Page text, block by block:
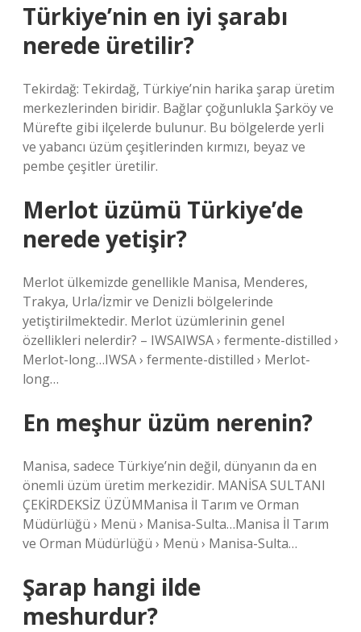
Türkiye’nin en iyi şarabı
nerede üretilir?
Tekirdağ: Tekirdağ, Türkiye’nin harika şarap üretim
merkezlerinden biridir. Bağlar çoğunlukla Şarköy ve
Mürefte gibi ilçelerde bulunur. Bu bölgelerde yerli
ve yabancı üzüm çeşitlerinden kırmızı, beyaz ve
pembe çeşitler üretilir.
Merlot üzümü Türkiye’de
nerede yetişir?
Merlot ülkemizde genellikle Manisa, Menderes,
Trakya, Urla/İzmir ve Denizli bölgelerinde
yetiştirilmektedir. Merlot üzümlerinin genel
özellikleri nelerdir? – IWSAIWSA › fermente-distilled ›
Merlot-long…IWSA › fermente-distilled › Merlot-
long…
En meşhur üzüm nerenin?
Manisa, sadece Türkiye’nin değil, dünyanın da en
önemli üzüm üretim merkezidir. MANİSA SULTANI
ÇEKİRDEKSİZ ÜZÜMManisa İl Tarım ve Orman
Müdürlüğü › Menü › Manisa-Sulta…Manisa İl Tarım
ve Orman Müdürlüğü › Menü › Manisa-Sulta…
Şarap hangi ilde
meshurdur?